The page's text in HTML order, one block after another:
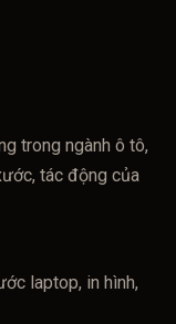
trong ngành ô tô,
tác động của
laptop, in hình,